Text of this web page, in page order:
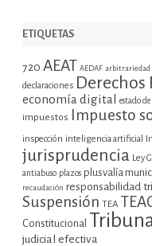
ETIQUETAS
720 AEAT AEDAF arbitrariedad
declaraciones Derechos
economía digital estado
impuestos Impuesto
inspección inteligencia artificial
jurisprudencia Ley
antiabuso plazos plusvalía
recaudación responsabilidad
Suspensión TEA
Constitucional
judicial efectiva